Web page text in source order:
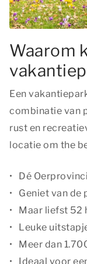
Waarom
Een
combinatie van
rust en
locatie om the
Dé
Geniet van de
Maar liefst 52
Leuke
Meer dan
Ideaal voor